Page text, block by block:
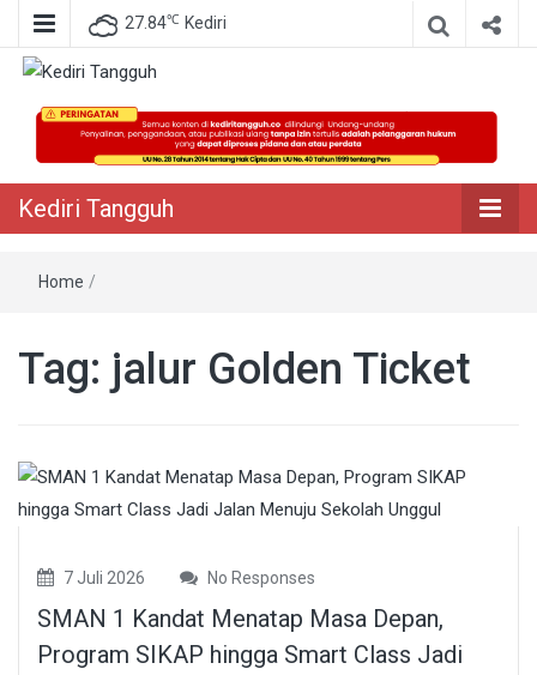
27.84℃ Kediri
Kediri Tangguh
Berita Akurat Terpercaya
Kediri Tangguh
Home /
Tag: jalur Golden Ticket
7 Juli 2026 No Responses
SMAN 1 Kandat Menatap Masa Depan,
Program SIKAP hingga Smart Class Jadi